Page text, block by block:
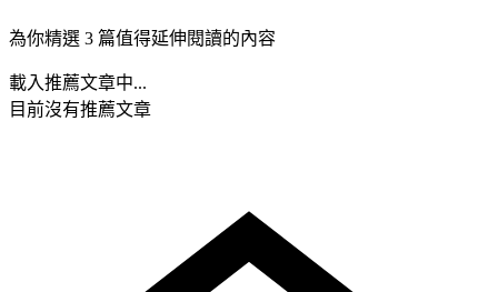
為你精選 3 篇值得延伸閱讀的內容
載入推薦文章中...
目前沒有推薦文章